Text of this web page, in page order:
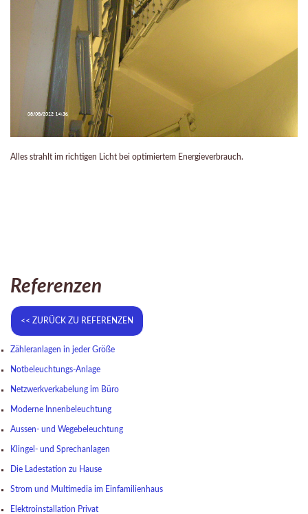
Alles strahlt im richtigen Licht bei optimiertem Energieverbrauch.
Referenzen
Zähleranlagen in jeder Größe
Notbeleuchtungs-Anlage
Netzwerkverkabelung im Büro
Moderne Innenbeleuchtung
Aussen- und Wegebeleuchtung
Klingel- und Sprechanlagen
Die Ladestation zu Hause
Strom und Multimedia im Einfamilienhaus
Elektroinstallation Privat